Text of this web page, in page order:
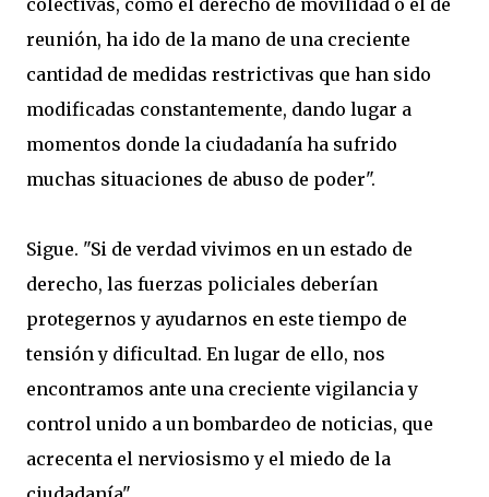
colectivas, como el derecho de movilidad o el de
reunión, ha ido de la mano de una creciente
cantidad de medidas restrictivas que han sido
modificadas constantemente, dando lugar a
momentos donde la ciudadanía ha sufrido
muchas situaciones de abuso de poder".
Sigue. "Si de verdad vivimos en un estado de
derecho, las fuerzas policiales deberían
protegernos y ayudarnos en este tiempo de
tensión y dificultad. En lugar de ello, nos
encontramos ante una creciente vigilancia y
control unido a un bombardeo de noticias, que
acrecenta el nerviosismo y el miedo de la